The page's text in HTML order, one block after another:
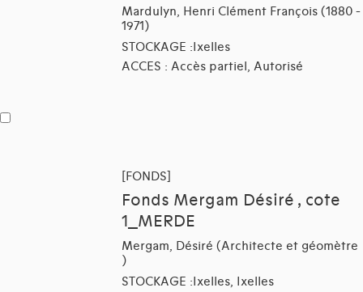
Mardulyn, Henri Clément François (1880 -
1971)
STOCKAGE :Ixelles
ACCES : Accès partiel, Autorisé
[FONDS]
Fonds Mergam Désiré , cote
1_MERDE
Mergam, Désiré (Architecte et géomètre
)
STOCKAGE :Ixelles, Ixelles